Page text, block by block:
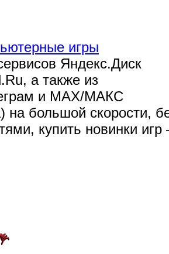
игры
Яндекс.Диск
а также из
и MAX/МАКС
на большой скорости,
купить новинки